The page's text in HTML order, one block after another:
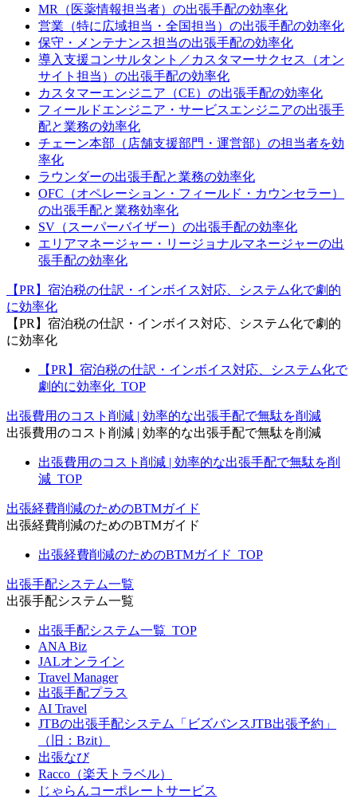
MR（医薬情報担当者）の出張手配の効率化
営業（特に広域担当・全国担当）の出張手配の効率化
保守・メンテナンス担当の出張手配の効率化
導入支援コンサルタント／カスタマーサクセス（オン
サイト担当）の出張手配の効率化
カスタマーエンジニア（CE）の出張手配の効率化
フィールドエンジニア・サービスエンジニアの出張手
配と業務の効率化
チェーン本部（店舗支援部門・運営部）の担当者を効
率化
ラウンダーの出張手配と業務の効率化
OFC（オペレーション・フィールド・カウンセラー）
の出張手配と業務効率化
SV（スーパーバイザー）の出張手配の効率化
エリアマネージャー・リージョナルマネージャーの出
張手配の効率化
【PR】宿泊税の仕訳・インボイス対応、システム化で劇的
に効率化
【PR】宿泊税の仕訳・インボイス対応、システム化で劇的
に効率化
【PR】宿泊税の仕訳・インボイス対応、システム化で
劇的に効率化_TOP
出張費用のコスト削減 | 効率的な出張手配で無駄を削減
出張費用のコスト削減 | 効率的な出張手配で無駄を削減
出張費用のコスト削減 | 効率的な出張手配で無駄を削
減_TOP
出張経費削減のためのBTMガイド
出張経費削減のためのBTMガイド
出張経費削減のためのBTMガイド_TOP
出張手配システム一覧
出張手配システム一覧
出張手配システム一覧_TOP
ANA Biz
JALオンライン
Travel Manager
出張手配プラス
AI Travel
JTBの出張手配システム「ビズバンスJTB出張予約」
（旧：Bzit）
出張なび
Racco（楽天トラベル）
じゃらんコーポレートサービス